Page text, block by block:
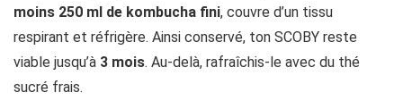
moins 250 ml de kombucha fini, couvre d’un tissu
respirant et réfrigère. Ainsi conservé, ton SCOBY reste
viable jusqu’à 3 mois. Au-delà, rafraîchis-le avec du thé
sucré frais.